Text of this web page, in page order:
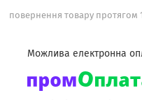
повернення товару протягом